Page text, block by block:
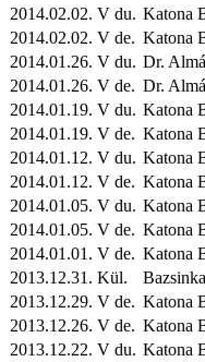
2014.02.02. V du. Katona
2014.02.02. V de. Katona
2014.01.26. V du. Dr.
2014.01.26. V de. Dr.
2014.01.19. V du. Katona
2014.01.19. V de. Katona
2014.01.12. V du. Katona
2014.01.12. V de. Katona
2014.01.05. V du. Katona
2014.01.05. V de. Katona
2014.01.01. V de. Katona
2013.12.31. Kül.
2013.12.29. V de. Katona
2013.12.26. V de. Katona
2013.12.22. V du. Katona